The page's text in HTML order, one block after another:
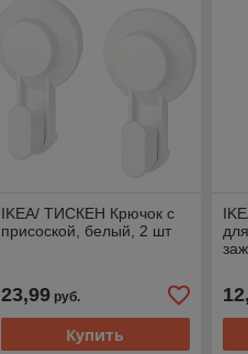
IKEA/ ТИСКЕН Крючок с
присоской, белый, 2 шт
23,99руб.
Купить